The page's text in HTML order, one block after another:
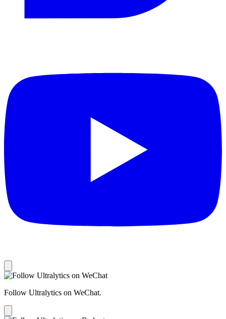
Follow Ultralytics on WeChat.